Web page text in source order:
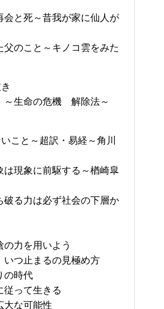
会と死～昔我が家に仙人が
父のこと～キノコ雲をみた
生命の危機 解除法～
こと～超訳・易経～角川
は現象に前駆する～楢崎皐
破る力は必ず社会の下層か
の力を用いよう
いつ止まるの見極め方
の時代
従って生きる
大な可能性